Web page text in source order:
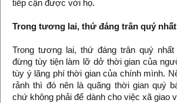
tiếp cận được với họ.
Trong tương lai, thứ đáng trân quý
Trong tương lai, thứ đáng trân quý
đừng tùy tiện làm lỡ dở thời gian của
tùy ý lãng phí thời gian của chính mình.
rảnh thì đó nên là quãng thời gian quý
chứ không phải để dành cho việc xã giao